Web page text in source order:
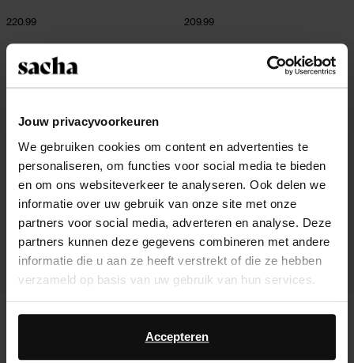
Jouw privacyvoorkeuren
We gebruiken cookies om content en advertenties te
personaliseren, om functies voor social media te bieden
en om ons websiteverkeer te analyseren. Ook delen we
informatie over uw gebruik van onze site met onze
partners voor social media, adverteren en analyse. Deze
partners kunnen deze gegevens combineren met andere
informatie die u aan ze heeft verstrekt of die ze hebben
verzameld op basis van uw gebruik van hun services.
Daarnaast werken wij samen met Google voor
advertentie- en meetdoeleinden. Meer informatie over
hoe Google uw persoonsgegevens gebruikt, vindt u op
Accepteren
220.99 209.99
Donkerbruine suède enkellaarsjes
Zwarte leren biker boots met
149.99